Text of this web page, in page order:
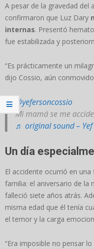
A pesar de la gravedad del
confirmaron que Luz Dary
internas. Presentó
fue estabilizada y
“Es prácticamente un
dijo Cossio, aún
@yefersoncossio
Mi mamá se me
♬ original sound – Yef
Un día
El accidente ocurrió en
familia: el aniversario de la
falleció siete años atrás.
misma edad que él tenía
el temor y la carga
“Era imposible no pensar